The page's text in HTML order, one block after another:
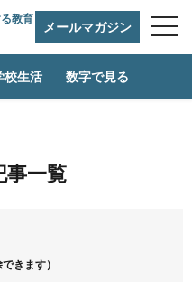
教育
メールマガジン
校生活 数字で見る
事一覧
きます）